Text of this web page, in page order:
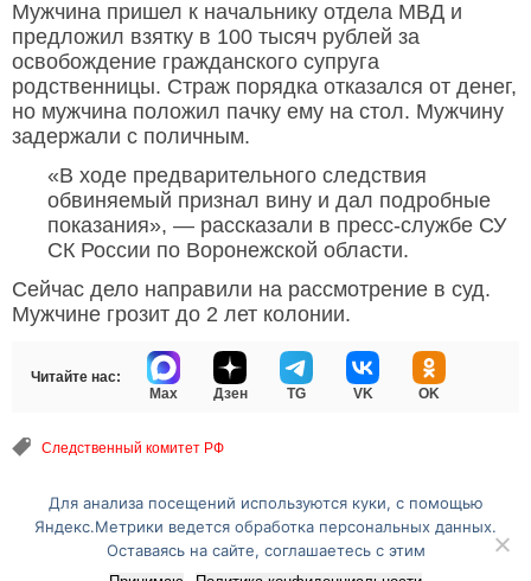
Мужчина пришел к начальнику отдела МВД и
предложил взятку в 100 тысяч рублей за
освобождение гражданского супруга
родственницы. Страж порядка отказался от денег,
но мужчина положил пачку ему на стол. Мужчину
задержали с поличным.
«В ходе предварительного следствия
обвиняемый признал вину и дал подробные
показания», — рассказали в пресс-службе СУ
СК России по Воронежской области.
Сейчас дело направили на рассмотрение в суд.
Мужчине грозит до 2 лет колонии.
Читайте нас:
Max
Дзен TG VK OK
Следственный комитет РФ
Перейти на полную версию сайта
Для анализа посещений используются куки, с помощью
Яндекс.Метрики ведется обработка персональных данных.
Оставаясь на сайте, соглашаетесь с этим